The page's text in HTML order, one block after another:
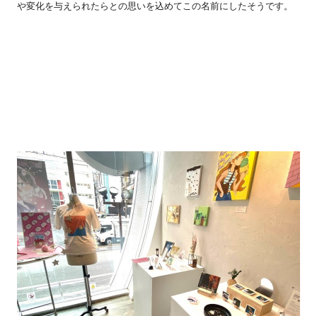
や変化を与えられたらとの思いを込めてこの名前にしたそうです。